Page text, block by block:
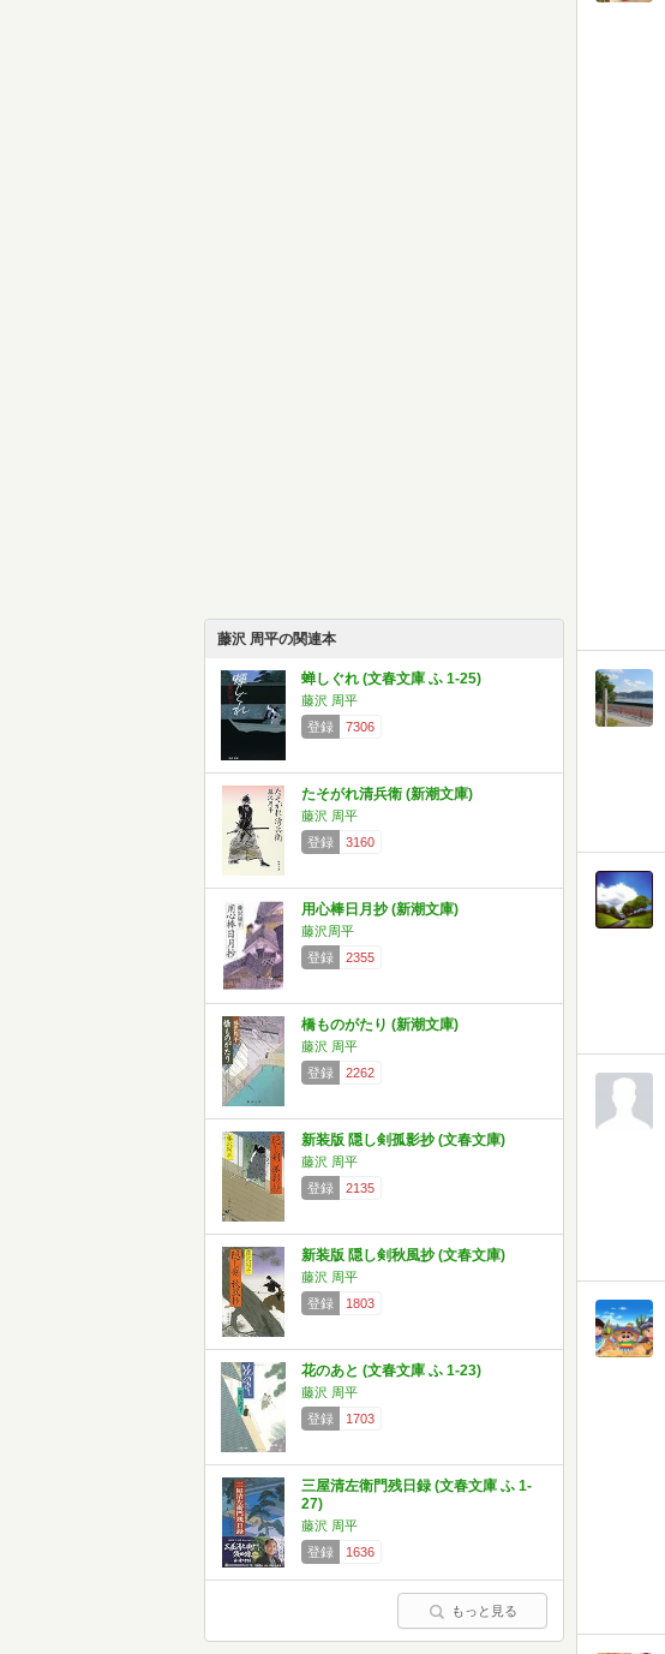
藤沢 周平の関連本
蝉しぐれ (文春文庫 ふ 1-25)
藤沢 周平
登録
7306
たそがれ清兵衛 (新潮文庫)
藤沢 周平
登録
3160
用心棒日月抄 (新潮文庫)
藤沢周平
登録
2355
橋ものがたり (新潮文庫)
藤沢 周平
登録
2262
新装版 隠し剣孤影抄 (文春文庫)
藤沢 周平
登録
2135
新装版 隠し剣秋風抄 (文春文庫)
藤沢 周平
登録
1803
花のあと (文春文庫 ふ 1-23)
藤沢 周平
登録
1703
三屋清左衛門残日録 (文春文庫 ふ 1-
27)
藤沢 周平
登録
1636
もっと見る